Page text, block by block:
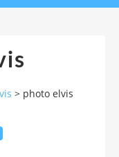
> photo elvis